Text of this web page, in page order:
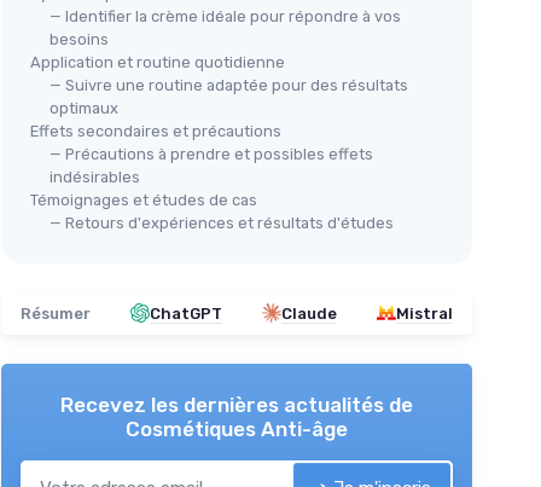
— Identifier la crème idéale pour répondre à vos
besoins
Application et routine quotidienne
— Suivre une routine adaptée pour des résultats
optimaux
Effets secondaires et précautions
— Précautions à prendre et possibles effets
indésirables
Témoignages et études de cas
— Retours d'expériences et résultats d'études
Résumer ChatGPT Claude Mistral
Recevez les dernières actualités de
Cosmétiques Anti-âge